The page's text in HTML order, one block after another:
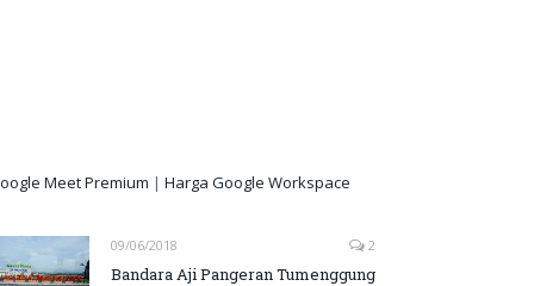
Meet Premium | Harga Google Workspace
09/06/2018 2
Bandara Aji Pangeran Tumenggung